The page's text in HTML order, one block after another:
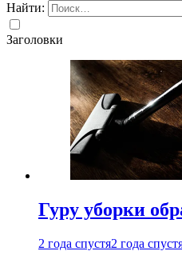
Найти:
Заголовки
Гуру уборки
2 года спустя2 года